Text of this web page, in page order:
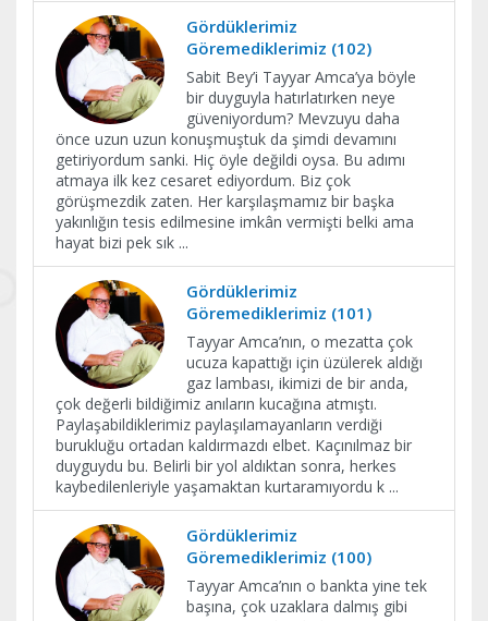
Gördüklerimiz
Göremediklerimiz (102)
Sabit Bey’i Tayyar Amca’ya böyle
bir duyguyla hatırlatırken neye
güveniyordum? Mevzuyu daha
önce uzun uzun konuşmuştuk da şimdi devamını
getiriyordum sanki. Hiç öyle değildi oysa. Bu adımı
atmaya ilk kez cesaret ediyordum. Biz çok
görüşmezdik zaten. Her karşılaşmamız bir başka
yakınlığın tesis edilmesine imkân vermişti belki ama
hayat bizi pek sık ...
Gördüklerimiz
Göremediklerimiz (101)
Tayyar Amca’nın, o mezatta çok
ucuza kapattığı için üzülerek aldığı
gaz lambası, ikimizi de bir anda,
çok değerli bildiğimiz anıların kucağına atmıştı.
Paylaşabildiklerimiz paylaşılamayanların verdiği
burukluğu ortadan kaldırmazdı elbet. Kaçınılmaz bir
duyguydu bu. Belirli bir yol aldıktan sonra, herkes
kaybedilenleriyle yaşamaktan kurtaramıyordu k ...
Gördüklerimiz
Göremediklerimiz (100)
Tayyar Amca’nın o bankta yine tek
başına, çok uzaklara dalmış gibi